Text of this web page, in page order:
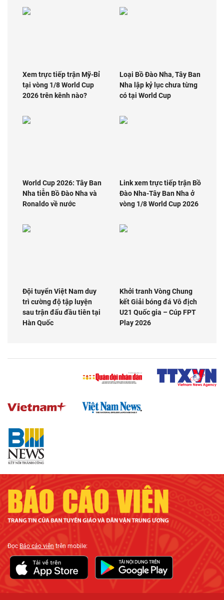
Xem trực tiếp trận Mỹ-Bỉ
tại vòng 1/8 World Cup
2026 trên kênh nào?
Loại Bồ Đào Nha, Tây Ban
Nha lập kỷ lục chưa từng
có tại World Cup
World Cup 2026: Tây Ban
Nha tiễn Bồ Đào Nha và
Ronaldo về nước
Link xem trực tiếp trận Bồ
Đào Nha-Tây Ban Nha ở
vòng 1/8 World Cup 2026
Đội tuyển Việt Nam duy
trì cường độ tập luyện
sau trận đấu đầu tiên tại
Hàn Quốc
Khởi tranh Vòng Chung
kết Giải bóng đá Vô địch
U21 Quốc gia – Cúp FPT
Play 2026
ĐọcBáo cáo viên trên mobile: